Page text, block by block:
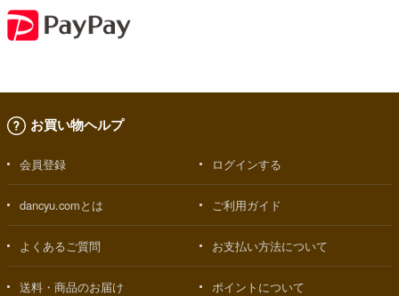
お買い物ヘルプ
会員登録 ログインする
dancyu.comとは ご利用ガイド
よくあるご質問 お支払い方法について
送料・商品のお届け ポイントについて